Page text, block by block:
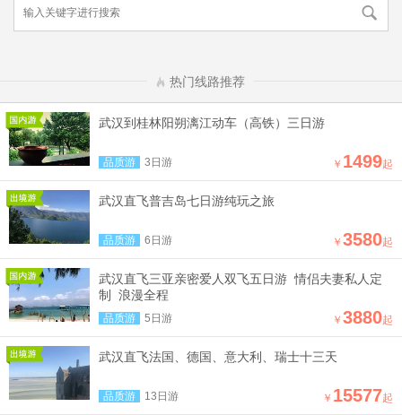
热门线路推荐
武汉到桂林阳朔漓江动车（高铁）三日游
品质游 3日游 ￥ 1499起
武汉直飞普吉岛七日游纯玩之旅
品质游 6日游 ￥ 3580起
武汉直飞三亚亲密爱人双飞五日游 情侣夫妻私人定
制 浪漫全程
品质游 5日游 ￥ 3880起
武汉直飞法国、德国、意大利、瑞士十三天
品质游 13日游 ￥ 15577起